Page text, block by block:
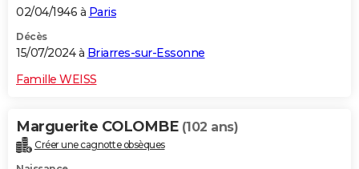
02/04/1946 à Paris
Décès
15/07/2024 à Briarres-sur-Essonne
Famille WEISS
Marguerite COLOMBE (102 ans)
Créer une cagnotte obsèques